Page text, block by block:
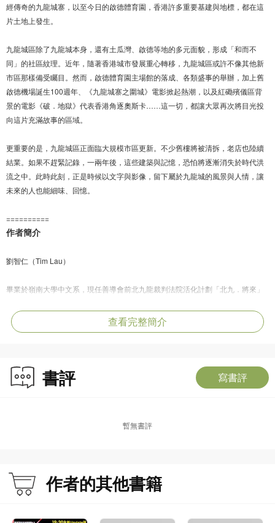
經傳奇的九龍城寨，以至今日的啟德體育園，香港許多重要基建與地標，都在這
片土地上發生。
九龍城區除了九龍城本身，還有土瓜灣、啟德等地的多元面貌，形成「和而不
同」的社區紋理。近年，隨著香港城市發展重心轉移，九龍城區或許不像其他新
市區那樣備受矚目。然而，啟德體育園主場館的落成、各類盛事的舉辦，加上舊
啟德機場誕生100週年、《九龍城寨之圍城》電影掀起熱潮，以及紅磡殯儀區背
景的電影《破．地獄》代表香港角逐奧斯卡……這一切，都讓大眾再次將目光投
向這片充滿故事的區域。
更重要的是，九龍城區正面臨大規模市區更新。不少舊樓將被清拆，老店也陸續
結業。如果不趕緊記錄，一兩年後，這些建築與記憶，恐怕將逐漸消失於時代洪
流之中。此時此刻，正是時候以文字與影像，留下屬於九龍城的風景與人情，讓
未來的人也能細味、回憶。
==========
作者簡介
劉智仁（Tim Lau）
畢業於嶺南大學中文系，現任善導會前北九龍裁判法院活化計劃「北九．將來」
區委員會委員，曾榮獲民政及青年事務局局長嘉許獎章。2015年創辦「Gimme
Five給力社企」，同年獲得「社企論壇－香港社企精神大獎」；Tim近年創立「活
Tim積極推動「社區營造」（Placemaking），提倡小社區概念，其中他打造的
善導會總幹事 李淑慧
查看完整簡介
書評 寫書評
暫無書評
作者的其他書籍